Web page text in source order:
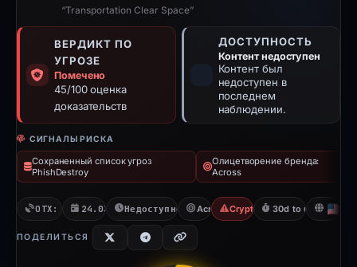
“Transportation Clear Space”
ВЕРДИКТ ПО
УГРОЗЕ
Помечено
45/100 оценка
доказательств
ДОСТУПНОСТЬ
Контент недоступен
Контент был
недоступен в
последнем
наблюдении.
СИГНАЛЫ РИСКА
Сохраненный список угроз
PhishDestroy
Олицетворение бренда:
Across
OTX: 9 refs24.03.2026Недоступно с 06.06.2026
Across Crypto Scam30d to unavailable
ПОДЕЛИТЬСЯ